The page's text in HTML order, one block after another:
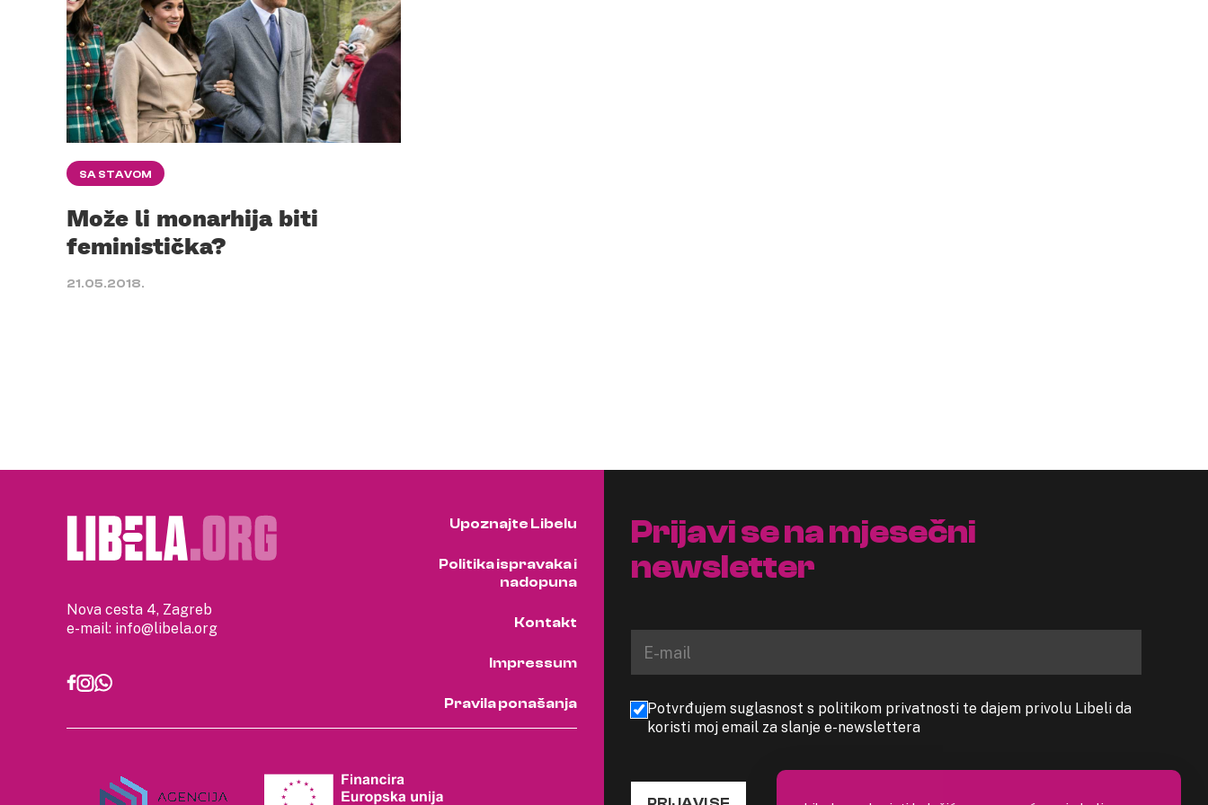
SA STAVOM
Može li monarhija biti
feministička?
21.05.2018.
Nova cesta 4, Zagreb
e-mail: info@libela.org
Upoznajte Libelu
Politika ispravaka i
nadopuna
Kontakt
Impressum
Pravila ponašanja
Prijavi se na mjesečni
newsletter
Potvrđujem suglasnost s politikom privatnosti te dajem privolu Libeli da
koristi moj email za slanje e-newslettera